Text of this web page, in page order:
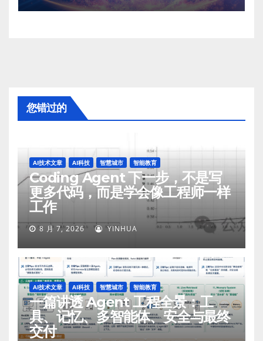
您错过的
AI技术文章 AI科技 智慧城市 智能教育
Coding Agent 下一步，不是写
更多代码，而是学会像工程师一样
工作
8 月 7, 2026 YINHUA
AI技术文章 AI科技 智慧城市 智能教育
一篇讲透 Agent 工程全景：工
具、记忆、多智能体、安全与最终
交付